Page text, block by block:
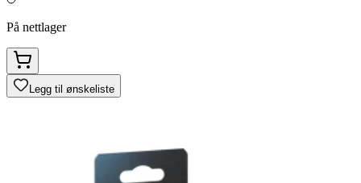
På nettlager
Legg til ønskeliste